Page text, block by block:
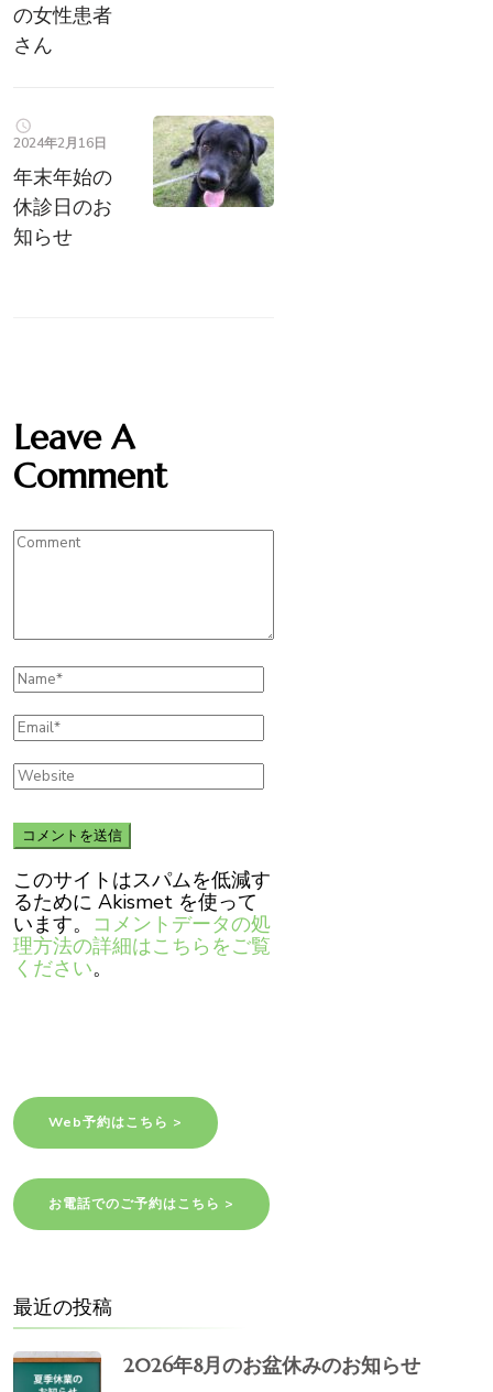
の女性患者
さん
2024年2月16日
年末年始の
休診日のお
知らせ
Leave A
Comment
このサイトはスパムを低減す
るために Akismet を使って
います。 コメントデータの処
理方法の詳細はこちらをご覧
ください。
Web予約はこちら >
お電話でのご予約はこちら >
最近の投稿
2026年8月のお盆休みのお知らせ